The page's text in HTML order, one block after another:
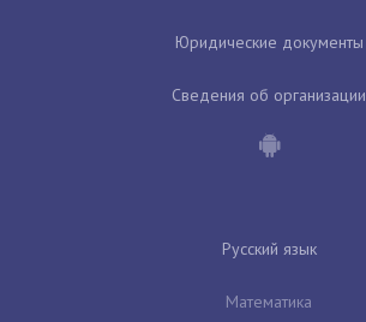
Юридические документы
Сведения об организации
Русский язык
Математика